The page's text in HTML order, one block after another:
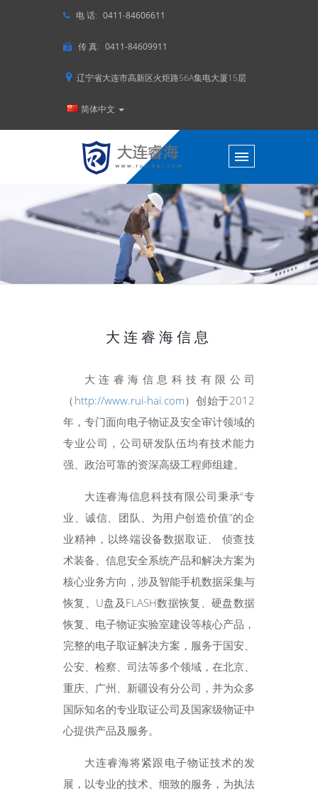
电 话: 0411-84606611
传 真: 0411-84609911
辽宁省大连市高新区火炬路56A集电大厦15层
简体中文
大连睿海信息
大连睿海信息科技有限公司
（ http://www.rui-hai.com）创始于2012
年，专门面向电子物证及安全审计领域的
专业公司，公司研发队伍均有技术能力
强、政治可靠的资深高级工程师组建。
大连睿海信息科技有限公司秉承“专
业、诚信、团队、为用户创造价值”的企
业精神，以终端设备数据取证、 侦查技
术装备、信息安全系统产品和解决方案为
核心业务方向，涉及智能手机数据采集与
恢复、U盘及FLASH数据恢复、硬盘数据
恢复、电子物证实验室建设等核心产品，
完整的电子取证解决方案，服务于国安、
公安、检察、司法等多个领域，在北京、
重庆、广州、新疆设有分公司，并为众多
国际知名的专业取证公司及国家级物证中
心提供产品及服务。
大连睿海将紧跟电子物证技术的发
展，以专业的技术、细致的服务，为执法